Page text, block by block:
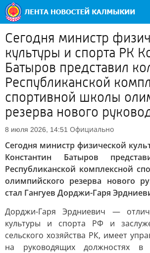
Сегодня министр
культуры и спорта РК
Батыров представил
Республиканской
спортивной школы
резерва нового
8 июля 2026, 14:51 Официально
Сегодня министр физической
Константин Батыров
Республиканской комплексной
олимпийского резерва нового
стал Гангуев Дорджи-Гаря
Дорджи-Гаря Эрдниевич —
культуры и спорта РФ и
сельского хозяйства РК, имеет
на руководящих должностях в